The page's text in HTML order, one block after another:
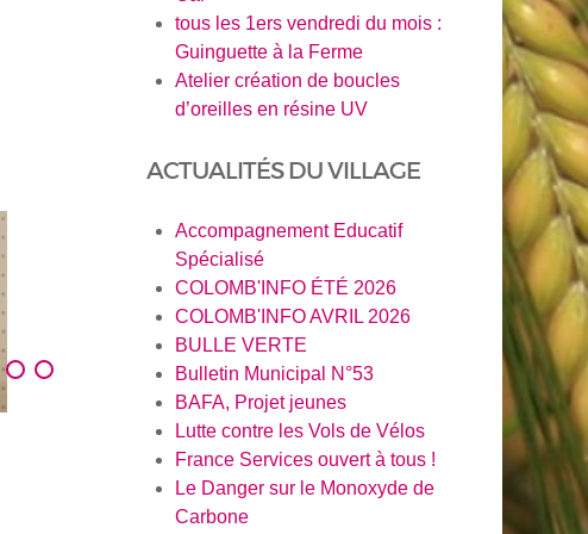
en savoir
tous les 1ers vendredi du mois :
Guinguette à la Ferme
Atelier création de boucles
d’oreilles en résine UV
ACTUALITÉS DU VILLAGE
Accompagnement Educatif
Spécialisé
COLOMB'INFO ÉTÉ 2026
COLOMB'INFO AVRIL 2026
BULLE VERTE
Bulletin Municipal N°53
BAFA, Projet jeunes
Lutte contre les Vols de Vélos
France Services ouvert à tous !
Le Danger sur le Monoxyde de
Carbone